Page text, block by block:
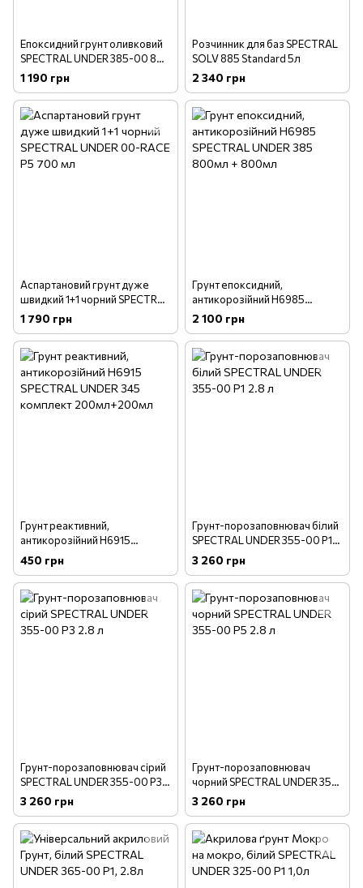
Епоксидний грунт оливковий
SPECTRAL UNDER 385-00 800
мл
1 190 грн
Розчинник для баз SPECTRAL
SOLV 885 Standard 5л
2 340 грн
Аспартановий грунт дуже
швидкий 1+1 чорний SPECTRAL
UNDER 00-RACE P5 700 мл
1 790 грн
Грунт епоксидний,
антикорозійний H6985
SPECTRAL UNDER 385 800мл
+ 800мл
2 100 грн
Грунт реактивний,
антикорозійний H6915
SPECTRAL UNDER 345
комплект 200мл+200мл
450 грн
Грунт-порозаповнювач білий
SPECTRAL UNDER 355-00 Р1
2.8 л
3 260 грн
Грунт-порозаповнювач сірий
SPECTRAL UNDER 355-00 Р3
2.8 л
3 260 грн
Грунт-порозаповнювач
чорний SPECTRAL UNDER 355-
00 Р5 2.8 л
3 260 грн